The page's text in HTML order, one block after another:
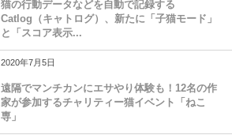
猫の行動データなどを自動で記録する
Catlog（キャトログ）、新たに「子猫モード」
と「スコア表示...
2020年7月5日
遠隔でマンチカンにエサやり体験も！12名の作
家が参加するチャリティー猫イベント「ねこ
専」